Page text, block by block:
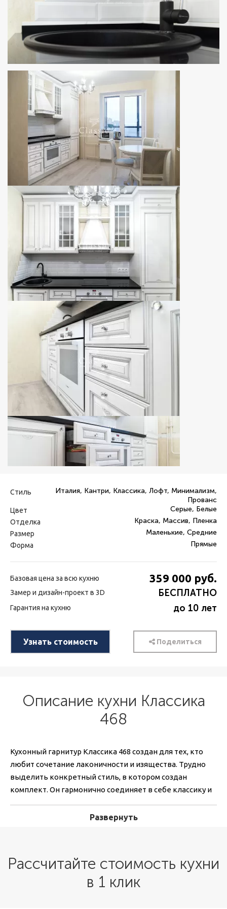
Описание кухни Классика
468
Кухонный гарнитур Классика 468 создан для тех, кто
любит сочетание лаконичности и изящества. Трудно
выделить конкретный стиль, в котором создан
комплект. Он гармонично соединяет в себе классику и
одновременному использованию двух цветов: белого
ручки цвета металлик оттеняют легкость, выступая
современным футуристичным элементом.
Развернуть
Стиль
Италия, Кантри, Классика, Лофт, Минимализм,
Прованс
Цвет Серые, Белые
Отделка Краска, Массив, Пленка
Размер Маленькие, Средние
Форма Прямые
Базовая цена за всю кухню 359 000 руб.
Замер и дизайн-проект в 3D БЕСПЛАТНО
Гарантия на кухню до 10 лет
Узнать стоимость Поделиться
Рассчитайте стоимость кухни
в 1 клик